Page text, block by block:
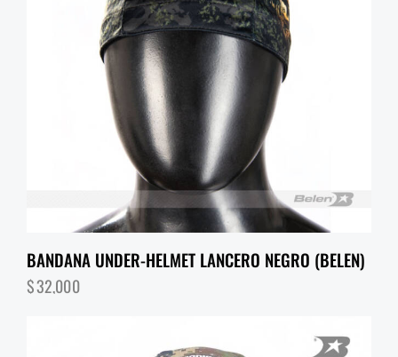
BANDANA UNDER-HELMET LANCERO NEGRO (BELEN)
$32,000